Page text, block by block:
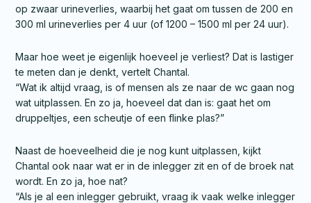
op zwaar urineverlies, waarbij het gaat om tussen de 200 en
300 ml urineverlies per 4 uur (of 1200 – 1500 ml per 24 uur).
Maar hoe weet je eigenlijk hoeveel je verliest? Dat is lastiger
te meten dan je denkt, vertelt Chantal.
“Wat ik altijd vraag, is of mensen als ze naar de wc gaan nog
wat uitplassen. En zo ja, hoeveel dat dan is: gaat het om
druppeltjes, een scheutje of een flinke plas?”
Naast de hoeveelheid die je nog kunt uitplassen, kijkt
Chantal ook naar wat er in de inlegger zit en of de broek nat
wordt. En zo ja, hoe nat?
“Als je al een inlegger gebruikt, vraag ik vaak welke inlegger